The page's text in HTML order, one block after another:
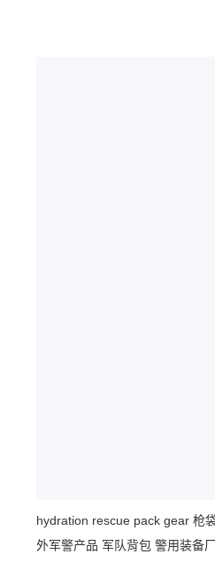
hydration rescue pack gear 枪
外军警产品 军队背包 警用装备